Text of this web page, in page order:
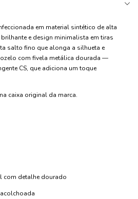
em material sintético de alta
e design minimalista em tiras
salto fino que alonga a silhueta e
com fivela metálica dourada —
CS, que adiciona um toque
caixa original da marca.
com detalhe dourado